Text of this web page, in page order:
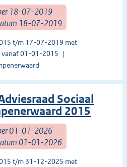
18-07-2019
18-07-2019
t/m 17-07-2019 met
vanaf 01-01-2015
Sociaal
2015
01-01-2026
01-01-2026
t/m 31-12-2025 met